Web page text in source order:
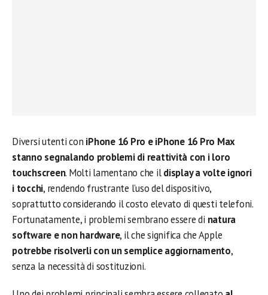
Diversi utenti con iPhone 16 Pro e iPhone 16 Pro Max
stanno segnalando problemi di reattività con i loro
touchscreen. Molti lamentano che ildisplay a volte ignori
i tocchi, rendendo frustrante l’uso del dispositivo,
soprattutto considerando il costo elevato di questi telefoni.
Fortunatamente, i problemi sembrano essere di natura
software e non hardware, il che significa che Apple
potrebbe risolverli con un semplice aggiornamento,
senza la necessità di sostituzioni.